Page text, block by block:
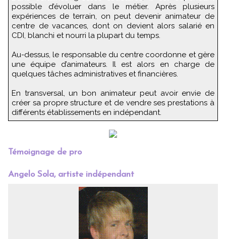
possible d’évoluer dans le métier. Après plusieurs
expériences de terrain, on peut devenir animateur de
centre de vacances, dont on devient alors salarié en
CDI, blanchi et nourri la plupart du temps.
Au-dessus, le responsable du centre coordonne et gère
une équipe d’animateurs. Il est alors en charge de
quelques tâches administratives et financières.
En transversal, un bon animateur peut avoir envie de
créer sa propre structure et de vendre ses prestations à
différents établissements en indépendant.
Témoignage de pro
Angelo Sola, artiste indépendant